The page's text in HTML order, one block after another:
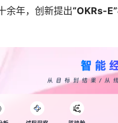
余年，创新提出“OKRs-